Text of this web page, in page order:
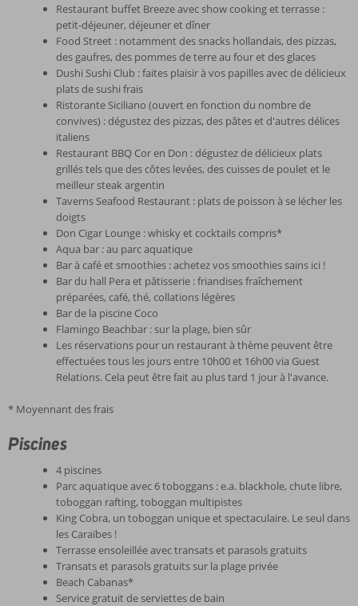
Restaurant buffet Breeze avec show cooking et terrasse :
petit-déjeuner, déjeuner et dîner
Food Street : notamment des snacks hollandais, des pizzas,
des gaufres, des pommes de terre au four et des glaces
Dushi Sushi Club : faites plaisir à vos papilles avec de délicieux
plats de sushi frais
Ristorante Siciliano (ouvert en fonction du nombre de
convives) : dégustez des pizzas, des pâtes et d'autres délices
italiens
Restaurant BBQ Cor en Don : dégustez de délicieux plats
grillés tels que des côtes levées, des cuisses de poulet et le
meilleur steak argentin
Taverns Seafood Restaurant : plats de poisson à se lécher les
doigts
Don Cigar Lounge : whisky et cocktails compris*
Aqua bar : au parc aquatique
Bar à café et smoothies : achetez vos smoothies sains ici !
Bar du hall Pera et pâtisserie : friandises fraîchement
préparées, café, thé, collations légères
Bar de la piscine Coco
Flamingo Beachbar : sur la plage, bien sûr
Les réservations pour un restaurant à thème peuvent être
effectuées tous les jours entre 10h00 et 16h00 via Guest
Relations. Cela peut être fait au plus tard 1 jour à l'avance.
* Moyennant des frais
Piscines
4 piscines
Parc aquatique avec 6 toboggans : e.a. blackhole, chute libre,
toboggan rafting, toboggan multipistes
King Cobra, un toboggan unique et spectaculaire. Le seul dans
les Caraïbes !
Terrasse ensoleillée avec transats et parasols gratuits
Transats et parasols gratuits sur la plage privée
Beach Cabanas*
Service gratuit de serviettes de bain